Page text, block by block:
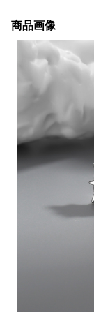
商品画像